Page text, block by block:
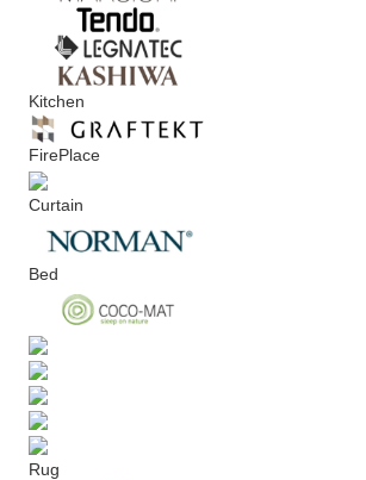
Kitchen
FirePlace
Curtain
Bed
Rug